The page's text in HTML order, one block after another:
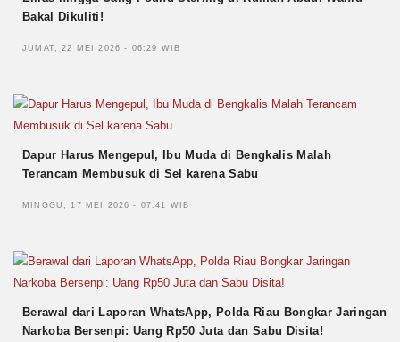
Bakal Dikuliti!
JUMAT, 22 MEI 2026 - 06:29 WIB
Dapur Harus Mengepul, Ibu Muda di Bengkalis Malah
Terancam Membusuk di Sel karena Sabu
MINGGU, 17 MEI 2026 - 07:41 WIB
Berawal dari Laporan WhatsApp, Polda Riau Bongkar Jaringan
Narkoba Bersenpi: Uang Rp50 Juta dan Sabu Disita!